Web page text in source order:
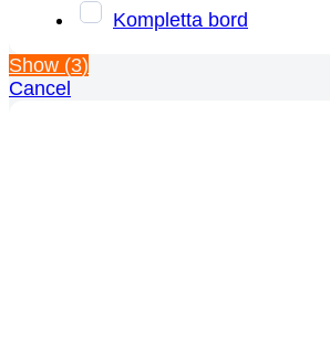
Kompletta bord
Show (3)
Cancel